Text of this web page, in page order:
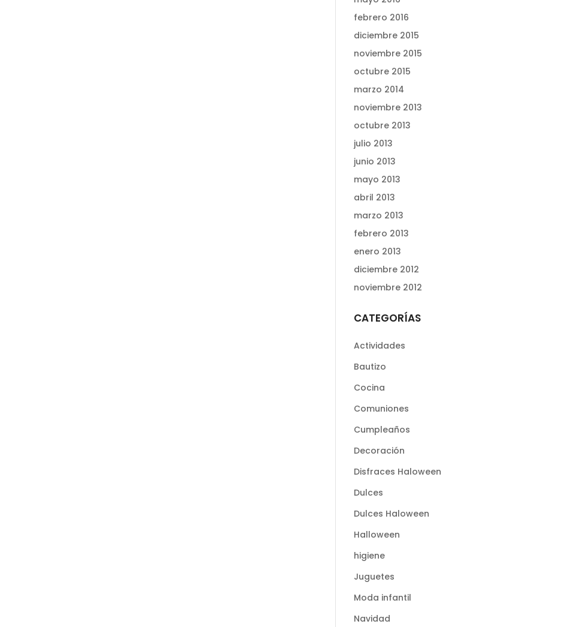
febrero 2016
diciembre 2015
noviembre 2015
octubre 2015
marzo 2014
noviembre 2013
octubre 2013
julio 2013
junio 2013
mayo 2013
abril 2013
marzo 2013
febrero 2013
enero 2013
diciembre 2012
noviembre 2012
CATEGORÍAS
Actividades
Bautizo
Cocina
Comuniones
Cumpleaños
Decoración
Disfraces Haloween
Dulces
Dulces Haloween
Halloween
higiene
Juguetes
Moda infantil
Navidad